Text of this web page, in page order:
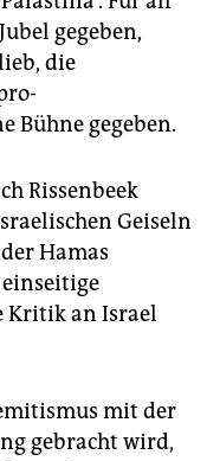
gegeben,
die
Bühne gegeben.
Rissenbeek
Geiseln
Hamas
Kritik an Israel
mit der
gebracht wird,